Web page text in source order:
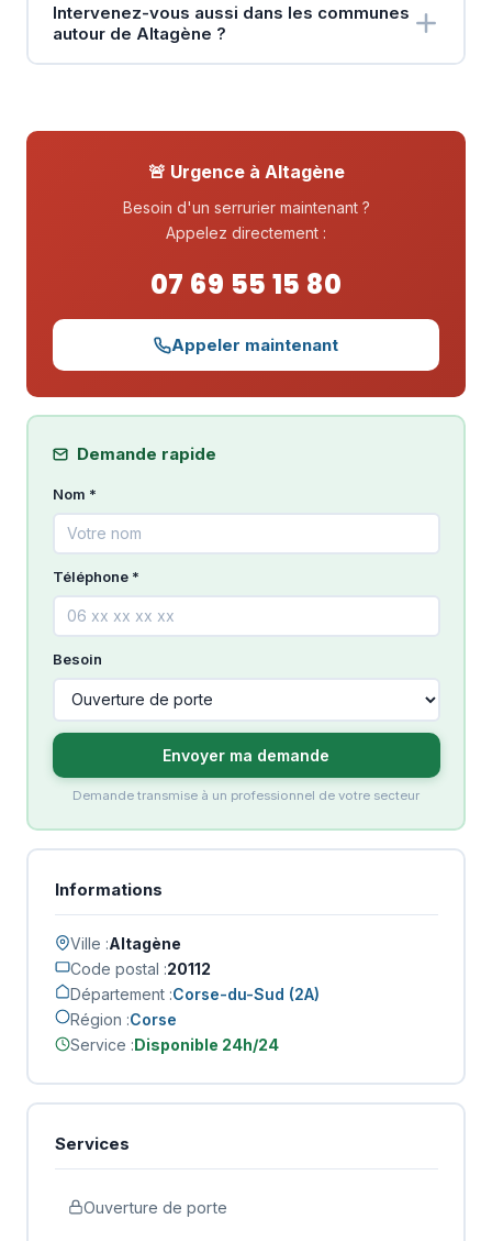
Intervenez-vous aussi dans les communes
autour de Altagène ?
🚨 Urgence à Altagène
Besoin d'un serrurier maintenant ?
Appelez directement :
07 69 55 15 80
Appeler maintenant
Demande rapide
Nom *
Téléphone *
Besoin
Envoyer ma demande
Demande transmise à un professionnel de votre secteur
Informations
Ville :Altagène
Code postal :20112
Département :Corse-du-Sud (2A)
Région :Corse
Service :Disponible 24h/24
Services
Ouverture de porte